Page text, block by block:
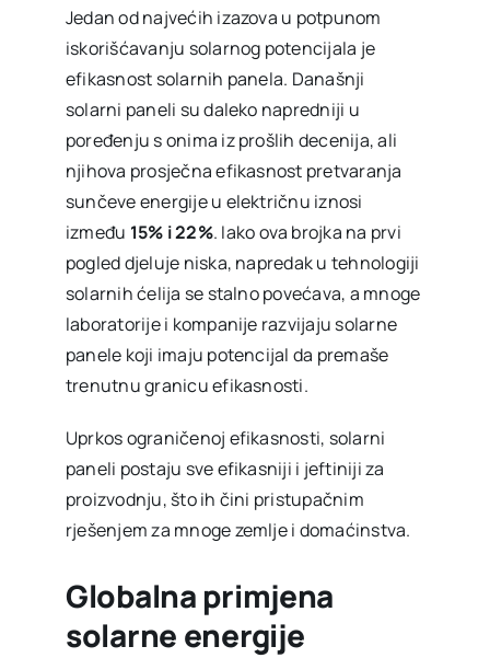
Jedan od najvećih izazova u potpunom
iskorišćavanju solarnog potencijala je
efikasnost solarnih panela. Današnji
solarni paneli su daleko napredniji u
poređenju s onima iz prošlih decenija, ali
njihova prosječna efikasnost pretvaranja
sunčeve energije u električnu iznosi
između 15% i 22%. Iako ova brojka na prvi
pogled djeluje niska, napredak u tehnologiji
solarnih ćelija se stalno povećava, a mnoge
laboratorije i kompanije razvijaju solarne
panele koji imaju potencijal da premaše
trenutnu granicu efikasnosti.
Uprkos ograničenoj efikasnosti, solarni
paneli postaju sve efikasniji i jeftiniji za
proizvodnju, što ih čini pristupačnim
rješenjem za mnoge zemlje i domaćinstva.
Globalna primjena
solarne energije